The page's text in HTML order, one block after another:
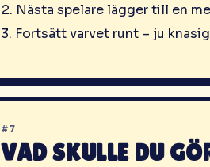
Nästa spelare lägger till en
Fortsätt varvet runt – ju
#7
VAD SKULLE DU